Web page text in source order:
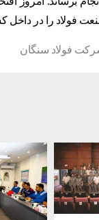
فولاد را در داخل
فولاد سنگان